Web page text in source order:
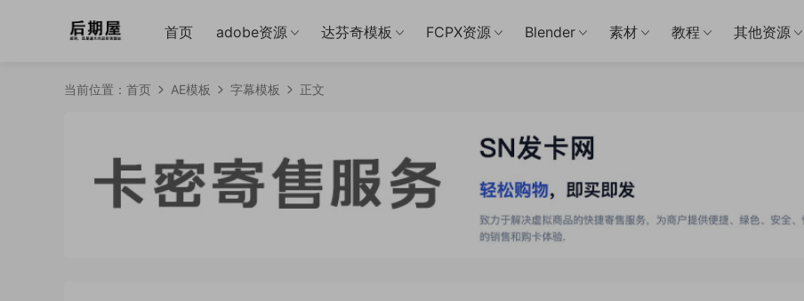
首页 adobe资源 达芬奇模板 FCPX资源 Blender 素材 教程 其他资源
当前位置： 首页 AE模板 字幕模板 正文